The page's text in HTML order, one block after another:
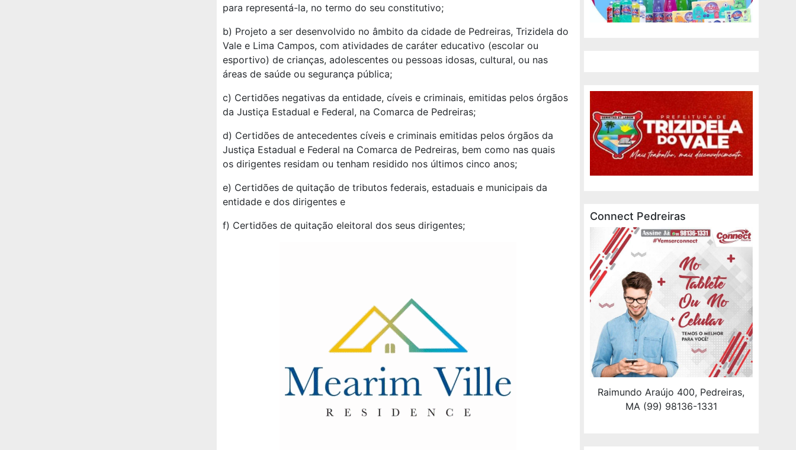
para representá-la, no termo do seu constitutivo;
b) Projeto a ser desenvolvido no âmbito da cidade de Pedreiras, Trizidela do
Vale e Lima Campos, com atividades de caráter educativo (escolar ou
esportivo) de crianças, adolescentes ou pessoas idosas, cultural, ou nas
áreas de saúde ou segurança pública;
c) Certidões negativas da entidade, cíveis e criminais, emitidas pelos órgãos
da Justiça Estadual e Federal, na Comarca de Pedreiras;
d) Certidões de antecedentes cíveis e criminais emitidas pelos órgãos da
Justiça Estadual e Federal na Comarca de Pedreiras, bem como nas quais
os dirigentes residam ou tenham residido nos últimos cinco anos;
e) Certidões de quitação de tributos federais, estaduais e municipais da
entidade e dos dirigentes e
f) Certidões de quitação eleitoral dos seus dirigentes;
Connect Pedreiras
Raimundo Araújo 400, Pedreiras,
MA (99) 98136-1331